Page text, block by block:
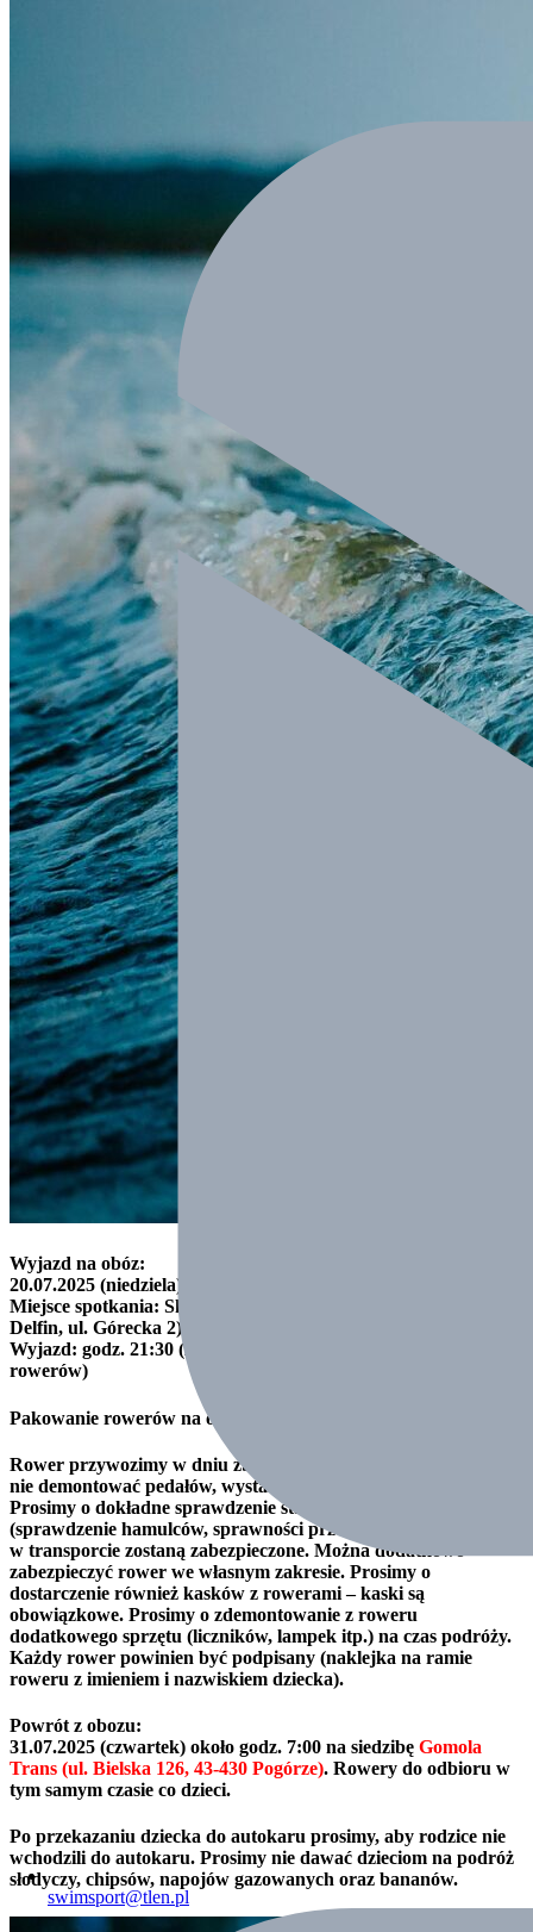
swimsport@tlen.pl
Wyjazd na obóz:
20.07.2025 (niedziela)
Miejsce spotkania: Skoczów (parking targowiska przy basenie
Delfin, ul. Górecka 2)
Wyjazd: godz. 21:30 (zbiórka o godz. 20:30 – pakowanie
rowerów)
Pakowanie rowerów na obóz:
Rower przywozimy w dniu zbiórki, razem z dzieckiem. Prosimy
nie demontować pedałów, wystarczy skręcić kierownicę na bok.
Prosimy o dokładne sprawdzenie stanu technicznego rowerów
(sprawdzenie hamulców, sprawności przerzutek itp.). Rowery
w transporcie zostaną zabezpieczone. Można dodatkowo
zabezpieczyć rower we własnym zakresie. Prosimy o
dostarczenie również kasków z rowerami – kaski są
obowiązkowe. Prosimy o zdemontowanie z roweru
dodatkowego sprzętu (liczników, lampek itp.) na czas podróży.
Każdy rower powinien być podpisany (naklejka na ramie
roweru z imieniem i nazwiskiem dziecka).
Powrót z obozu:
31.07.2025 (czwartek) około godz. 7:00 na siedzibę Gomola
Trans (ul. Bielska 126, 43-430 Pogórze). Rowery do odbioru w
tym samym czasie co dzieci.
Po przekazaniu dziecka do autokaru prosimy, aby rodzice nie
wchodzili do autokaru. Prosimy nie dawać dzieciom na podróż
słodyczy, chipsów, napojów gazowanych oraz bananów.